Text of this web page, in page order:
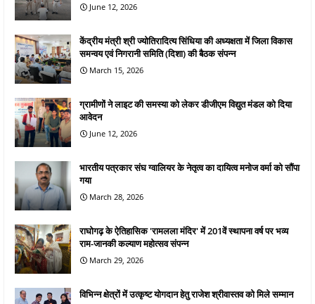
June 12, 2026
केंद्रीय मंत्री श्री ज्योतिरादित्य सिंधिया की अध्यक्षता में जिला विकास
समन्वय एवं निगरानी समिति (दिशा) की बैठक संपन्न
March 15, 2026
ग्रामीणों ने लाइट की समस्या को लेकर डीजीएम विद्युत मंडल को दिया
आवेदन
June 12, 2026
भारतीय पत्रकार संघ ग्वालियर के नेतृत्व का दायित्व मनोज वर्मा को सौंपा
गया
March 28, 2026
राघोगढ़ के ऐतिहासिक 'रामलला मंदिर' में 201वें स्थापना वर्ष पर भव्य
राम-जानकी कल्याण महोत्सव संपन्न
March 29, 2026
विभिन्न क्षेत्रों में उत्कृष्ट योगदान हेतु राजेश श्रीवास्तव को मिले सम्मान